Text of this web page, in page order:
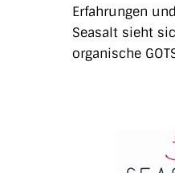
Erfahrungen
Seasalt sieht
organische